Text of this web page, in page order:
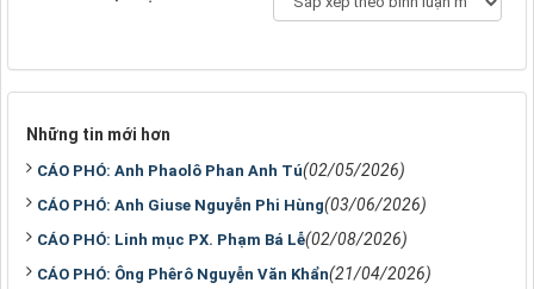
Những tin mới hơn
CÁO PHÓ: Anh Phaolô Phan Anh Tú(02/05/2026)
CÁO PHÓ: Anh Giuse Nguyễn Phi Hùng(03/06/2026)
CÁO PHÓ: Linh mục PX. Phạm Bá Lễ(02/08/2026)
CÁO PHÓ: Ông Phêrô Nguyễn Văn Khẩn(21/04/2026)